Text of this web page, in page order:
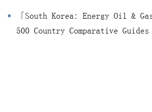
「South Korea: Energy Oil &
500 Country Comparative Guides